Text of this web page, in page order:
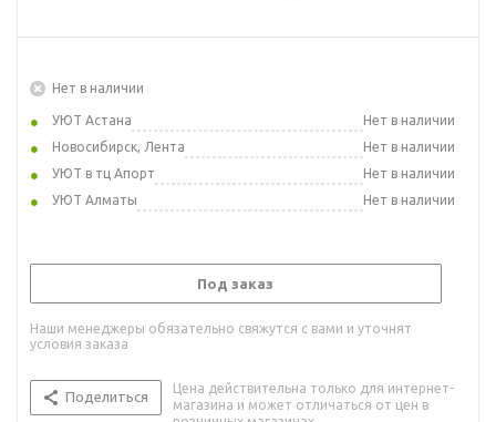
Нет в наличии
УЮТ Астана
Нет в наличии
Новосибирск, Лента
Нет в наличии
УЮТ в тц Апорт
Нет в наличии
УЮТ Алматы
Нет в наличии
Под заказ
Наши менеджеры обязательно свяжутся с вами и уточнят
условия заказа
Поделиться
Цена действительна только для интернет-
магазина и может отличаться от цен в